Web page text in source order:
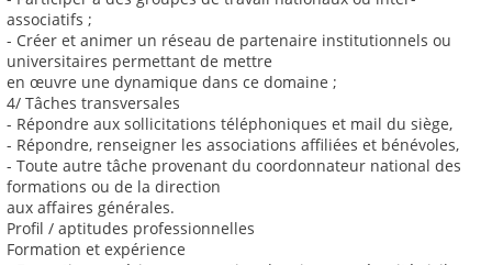
associatifs ;
- Créer et animer un réseau de partenaire institutionnels ou
universitaires permettant de mettre
en œuvre une dynamique dans ce domaine ;
4/ Tâches transversales
- Répondre aux sollicitations téléphoniques et mail du siège,
- Répondre, renseigner les associations affiliées et bénévoles,
- Toute autre tâche provenant du coordonnateur national des
formations ou de la direction
aux affaires générales.
Profil / aptitudes professionnelles
Formation et expérience